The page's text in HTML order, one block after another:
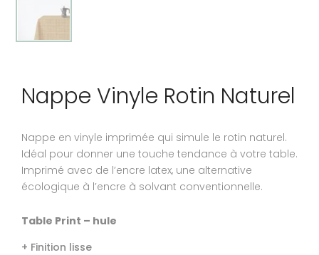
Nappe Vinyle Rotin Naturel
Nappe en vinyle imprimée qui simule le rotin naturel.
Idéal pour donner une touche tendance à votre table.
Imprimé avec de l’encre latex, une alternative
écologique à l’encre à solvant conventionnelle.
Table Print – hule
+ Finition lisse